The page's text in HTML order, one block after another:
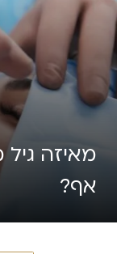
מאיזה
אף?